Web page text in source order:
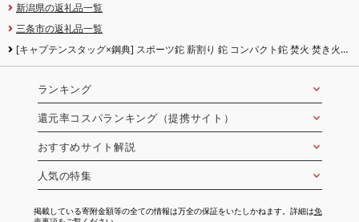
新潟県の返礼品一覧
三条市の返礼品一覧
[キャプテンスタッグ×鋼典] スポーツ鉈 薪割り 鉈 コンパクト鉈 焚火 焚き火
ランキング
還元率コスパランキング（提携サイト）
おすすめサイト解説
人気の特集
掲載している寄附金額等の全ての情報は万全の保証をいたしかねます。詳細は免